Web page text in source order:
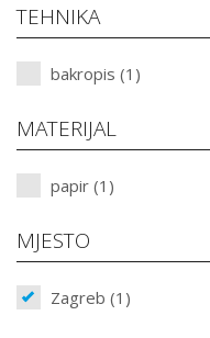
TEHNIKA
bakropis (1)
MATERIJAL
papir (1)
MJESTO
Zagreb (1)